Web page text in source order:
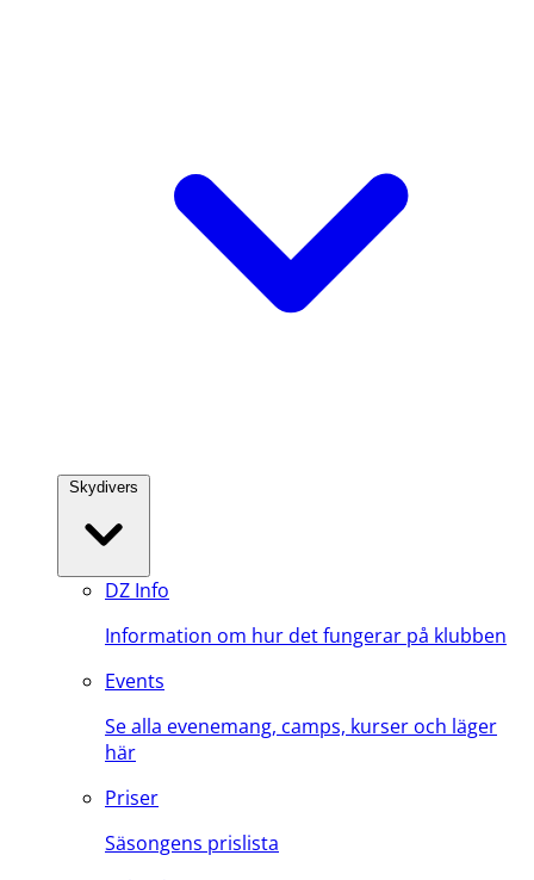
Skydivers
DZ Info
Information om hur det fungerar på klubben
Events
Se alla evenemang, camps, kurser och läger
här
Priser
Säsongens prislista